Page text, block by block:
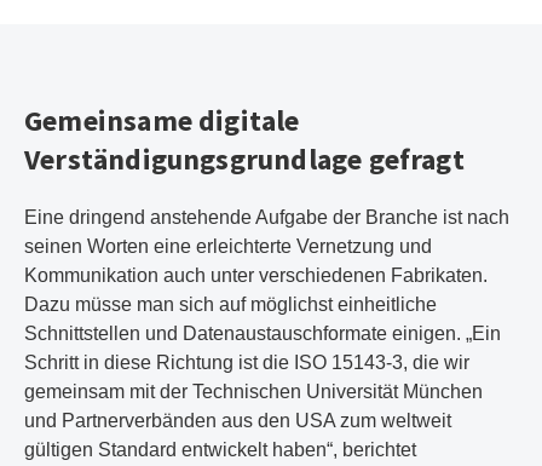
Gemeinsame digitale
Verständigungsgrundlage gefragt
Eine dringend anstehende Aufgabe der Branche ist nach
seinen Worten eine erleichterte Vernetzung und
Kommunikation auch unter verschiedenen Fabrikaten.
Dazu müsse man sich auf möglichst einheitliche
Schnittstellen und Datenaustauschformate einigen. „Ein
Schritt in diese Richtung ist die ISO 15143-3, die wir
gemeinsam mit der Technischen Universität München
und Partnerverbänden aus den USA zum weltweit
gültigen Standard entwickelt haben“, berichtet